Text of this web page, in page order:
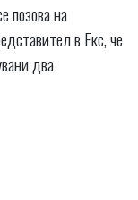
позова на
в Екс, че
два